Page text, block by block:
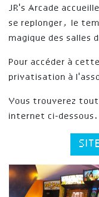
JR's Arcade
se replonger, le
magique des salles
Pour accéder à
privatisation à
Vous trouverez
internet ci-dessous.